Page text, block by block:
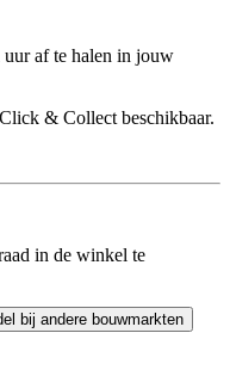
uur af te halen in jouw
& Collect beschikbaar.
in de winkel te
bij andere bouwmarkten